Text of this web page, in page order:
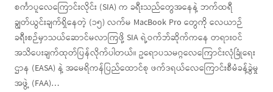
စင်္ကာပူလေကြောင်းလိုင်း (SIA) က ခရီးသည်တွေအနေနဲ့ ဘက်ထရီ
ချွတ်ယွင်းချက်ရှိနေတဲ့ (၁၅) လက်မ MacBook Pro တွေကို လေယာဉ်
ခရီးစဉ်မှာသယ်ဆောင်မလာကြဖို့ SIA ရဲ့ဝက်ဘ်ဆိုက်ကနေ တရားဝင်
အသိပေးချက်ထုတ်ပြန်လိုက်ပါတယ်။ ဥရောပသမဂ္ဂလေကြောင်းလုံခြုံရေး
ဌာန (EASA) နဲ့ အမေရိကန်ပြည်ထောင်စု ဖက်ဒရယ်လေကြောင်းစီမံခန့်ခွဲမှု
အဖွဲ့ (FAA)…